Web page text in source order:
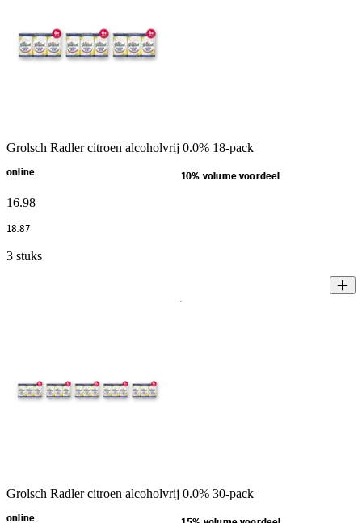
Grolsch Radler citroen alcoholvrij 0.0% 18-pack
online 10% volume voordeel
16.98
18.87
3 stuks
Grolsch Radler citroen alcoholvrij 0.0% 30-pack
online